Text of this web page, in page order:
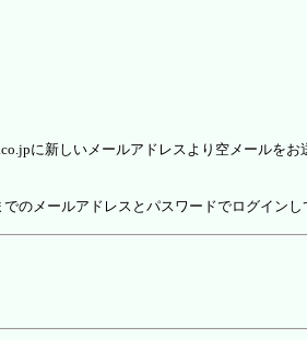
に新しいメールアドレスより空メールをお
のメールアドレスとパスワードでログインし